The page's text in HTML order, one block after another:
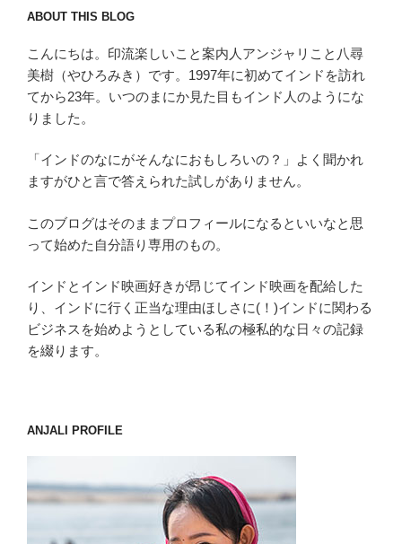
ABOUT THIS BLOG
こんにちは。印流楽しいこと案内人アンジャリこと八尋
美樹（やひろみき）です。1997年に初めてインドを訪れ
てから23年。いつのまにか見た目もインド人のようにな
りました。
「インドのなにがそんなにおもしろいの？」よく聞かれ
ますがひと言で答えられた試しがありません。
このブログはそのままプロフィールになるといいなと思
って始めた自分語り専用のもの。
インドとインド映画好きが昂じてインド映画を配給した
り、インドに行く正当な理由ほしさに(！)インドに関わる
ビジネスを始めようとしている私の極私的な日々の記録
を綴ります。
ANJALI PROFILE